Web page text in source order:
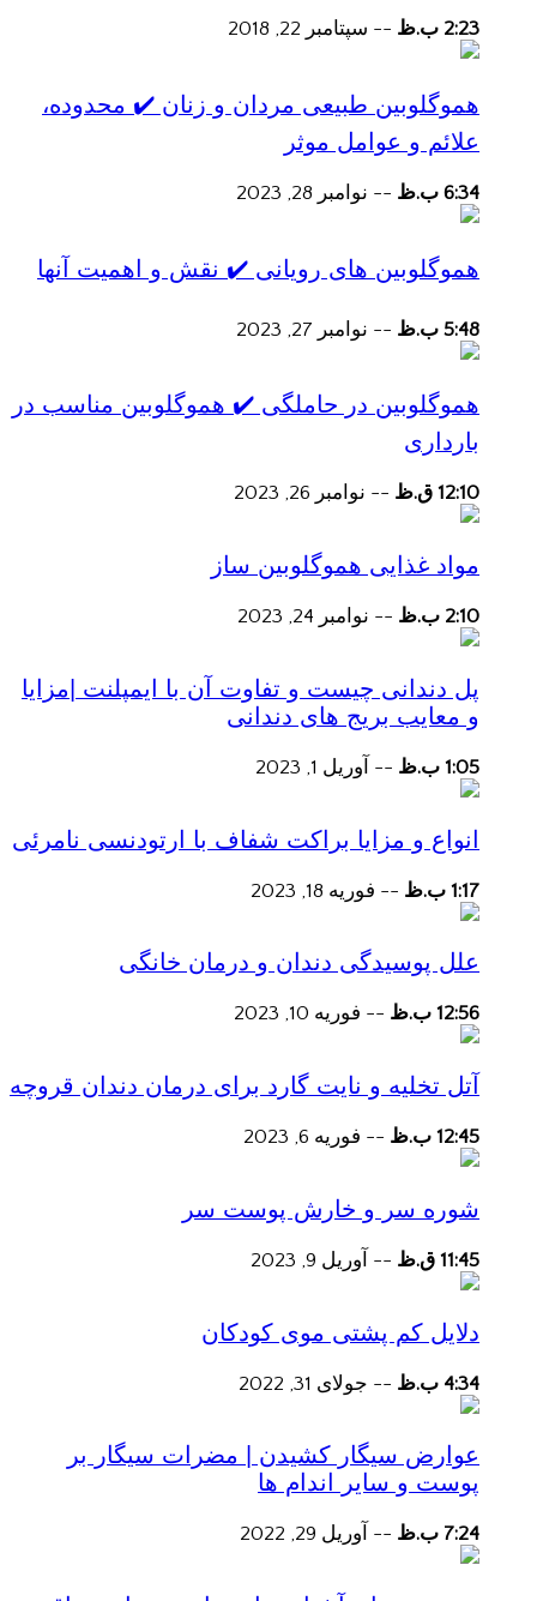
2:23 ب.ظ -- سپتامبر 22, 2018
هموگلوبین طبیعی مردان و زنان ✔️ محدوده،
علائم و عوامل موثر
6:34 ب.ظ -- نوامبر 28, 2023
هموگلوبین های رویانی ✔️ نقش و اهمیت آنها
5:48 ب.ظ -- نوامبر 27, 2023
هموگلوبین در حاملگی ✔️ هموگلوبین مناسب در
بارداری
12:10 ق.ظ -- نوامبر 26, 2023
مواد غذایی هموگلوبین ساز
2:10 ب.ظ -- نوامبر 24, 2023
پل دندانی چیست و تفاوت آن با ایمپلنت |مزایا
و معایب بریج های دندانی
1:05 ب.ظ -- آوریل 1, 2023
انواع و مزایا براکت شفاف با ارتودنسی نامرئی
1:17 ب.ظ -- فوریه 18, 2023
علل پوسیدگی دندان و درمان خانگی
12:56 ب.ظ -- فوریه 10, 2023
آتل تخلیه و نایت گارد برای درمان دندان قروچه
12:45 ب.ظ -- فوریه 6, 2023
شوره سر و خارش پوست سر
11:45 ق.ظ -- آوریل 9, 2023
دلایل کم پشتی موی کودکان
4:34 ب.ظ -- جولای 31, 2022
عوارض سیگار کشیدن | مضرات سیگار بر
پوست و سایر اندام ها
7:24 ب.ظ -- آوریل 29, 2022